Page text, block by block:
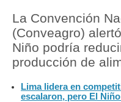
Política
Tu Dinero
Finanzas Personales
La Convención
(Conveagro)
Niño podría
producción de
Lima lidera en
escalaron, pero El